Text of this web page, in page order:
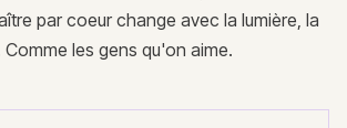
par coeur change avec la lumière, la
les gens qu'on aime.